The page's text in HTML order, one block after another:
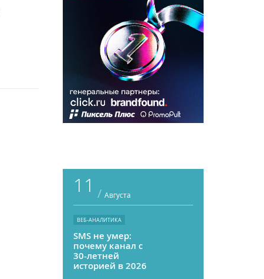
11 / Августа
ВЕБ-АНАЛИТИКА
SMS не умер:
почему канал с
30-летней
историей в 2026